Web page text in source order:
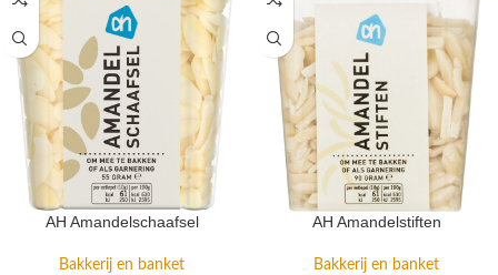
AH Amandelschaafsel
Bakkerij en banket
AH Amandelstiften
Bakkerij en banket